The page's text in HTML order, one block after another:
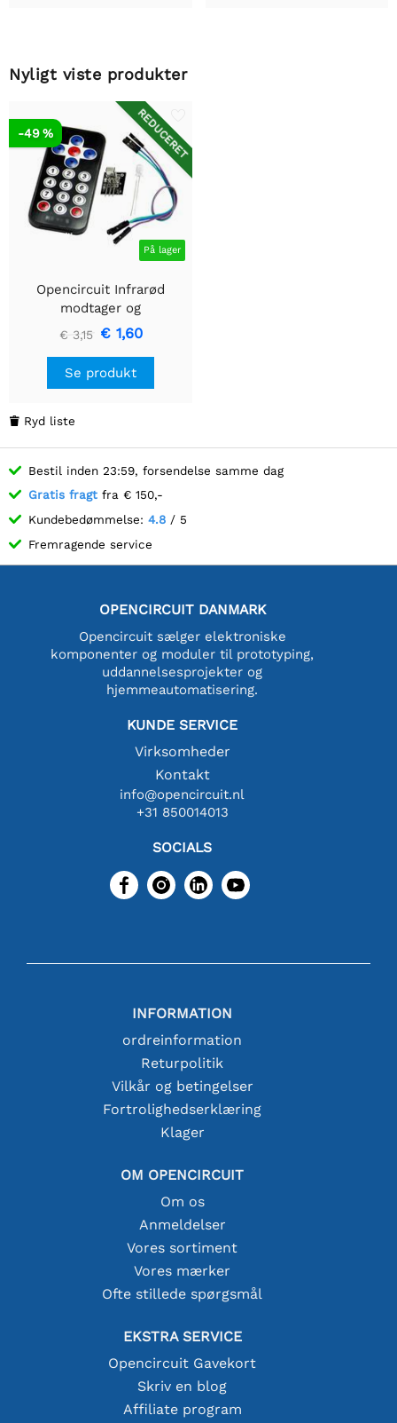
Nyligt viste produkter
REDUCERET
På lager
-49 %
Opencircuit Infrarød
modtager og
fjernbetjeningssæt
€ 3,15 € 1,60
Se produkt
 Ryd liste
Bestil inden 23:59, forsendelse samme dag
Gratis fragt fra € 150,-
Kundebedømmelse: 4.8 / 5
Fremragende service
OPENCIRCUIT DANMARK
Opencircuit sælger elektroniske
komponenter og moduler til prototyping,
uddannelsesprojekter og
hjemmeautomatisering.
KUNDE SERVICE
Virksomheder
Kontakt
info@opencircuit.nl
+31 850014013
SOCIALS
INFORMATION
ordreinformation
Returpolitik
Vilkår og betingelser
Fortrolighedserklæring
Klager
OM OPENCIRCUIT
Om os
Anmeldelser
Vores sortiment
Vores mærker
Ofte stillede spørgsmål
EKSTRA SERVICE
Opencircuit Gavekort
Skriv en blog
Affiliate program